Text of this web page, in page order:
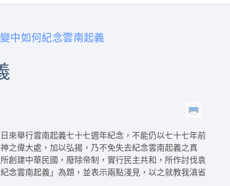
中如何紀念雲南起義
來舉行雲南起義七十七週年紀念，不能仍以七十七年前
之偉大處，加以弘揚，乃不免失去紀念雲南起義之真
創建中華民國，廢除帝制，實行民主共和，所作討伐袁
念雲南起義」為題，並表示兩點淺見，以之就教我滇省